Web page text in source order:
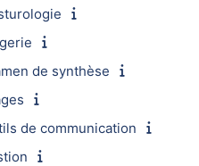
de synthèse
de communication